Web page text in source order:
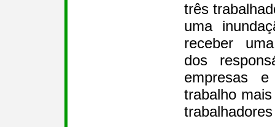
três
uma
receber
dos
empresas
trabalho